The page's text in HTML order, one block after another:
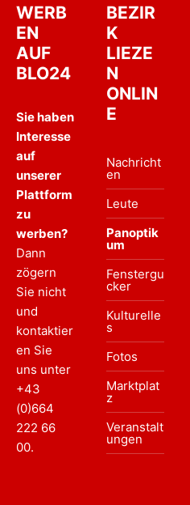
WERB
EN
AUF
BLO24
Sie haben
Interesse
auf
unserer
Plattform
zu
werben?
Dann
zögern
Sie nicht
und
kontaktier
en Sie
uns unter
+43
(0)664
222 66
00.
BEZIR
K
LIEZE
N
ONLIN
E
Nachricht
en
Leute
Panoptik
um
Fenstergu
cker
Kulturelle
s
Fotos
Marktplat
z
Veranstalt
ungen